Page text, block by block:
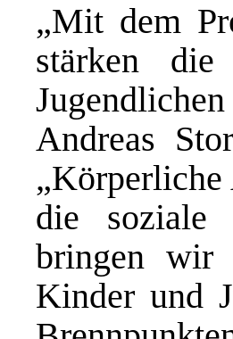
„Mit dem
stärken die
Andreas
die soziale
bringen wir
Kinder und